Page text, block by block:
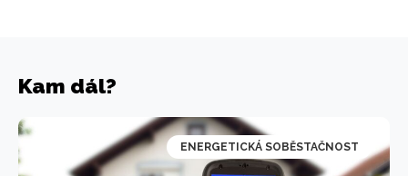
Kam dál?
ENERGETICKÁ SOBĚSTAČNOST